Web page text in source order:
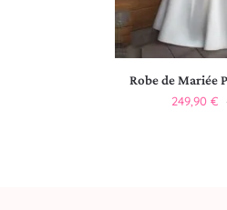
Robe de Mariée
249,90 €